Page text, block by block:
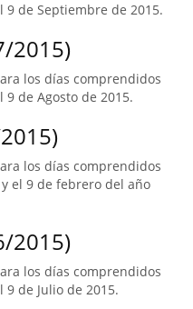
9 de Septiembre de 2015.
2015)
los días comprendidos
de Agosto de 2015.
los días comprendidos
el 9 de febrero del año
2015)
los días comprendidos
de Julio de 2015.